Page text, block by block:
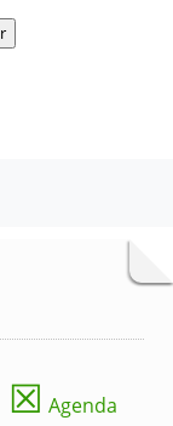
☒ Agenda